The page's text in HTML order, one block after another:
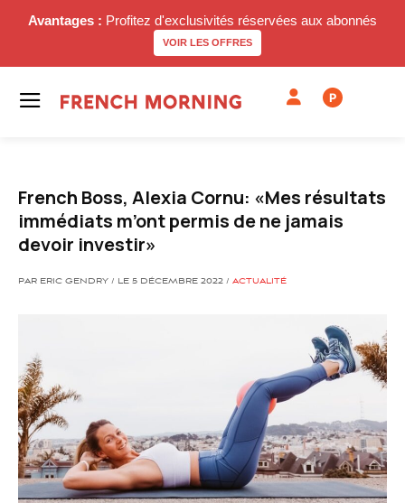
Avantages : Profitez d'exclusivités réservées aux abonnés
VOIR LES OFFRES
P
French Boss, Alexia Cornu: «Mes résultats
immédiats m’ont permis de ne jamais
devoir investir»
PAR ERIC GENDRY / LE 5 DÉCEMBRE 2022 / ACTUALITÉ